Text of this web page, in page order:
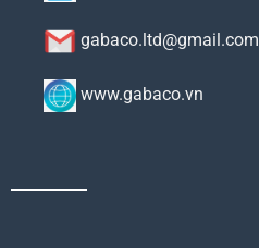
gabaco.ltd@gmail.com
www.gabaco.vn